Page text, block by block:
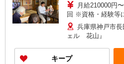
月給210000円
回 ※資格・経験等
年２回賞与あり(業
兵庫県神戸市
ェル 花山』
キープ